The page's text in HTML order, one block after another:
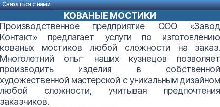
Связаться с нами
КОВАНЫЕ МОСТИКИ
Производственное предприятие ООО «Завод
Контакт» предлагает услуги по изготовлению
кованых мостиков любой сложности на заказ.
Многолетний опыт наших кузнецов позволяет
производить изделия в собственной
художественной мастерской с уникальным дизайном
любой сложности, учитывая предпочтения
заказчиков.